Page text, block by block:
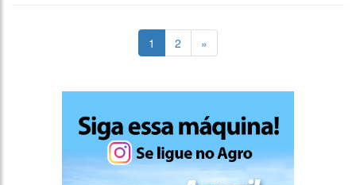
1 2 »